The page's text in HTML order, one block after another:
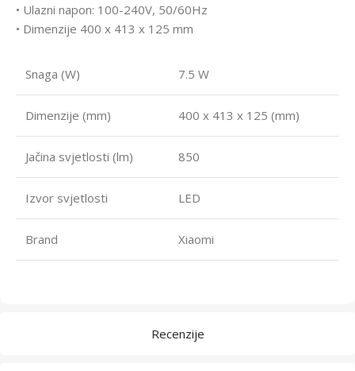
Recenzije
• Ulazni napon: 100-240V, 50/60Hz
• Dimenzije 400 x 413 x 125 mm
Snaga (W) 7.5 W
Dimenzije (mm) 400 x 413 x 125 (mm)
Jačina svjetlosti (lm) 850
Izvor svjetlosti LED
Brand Xiaomi